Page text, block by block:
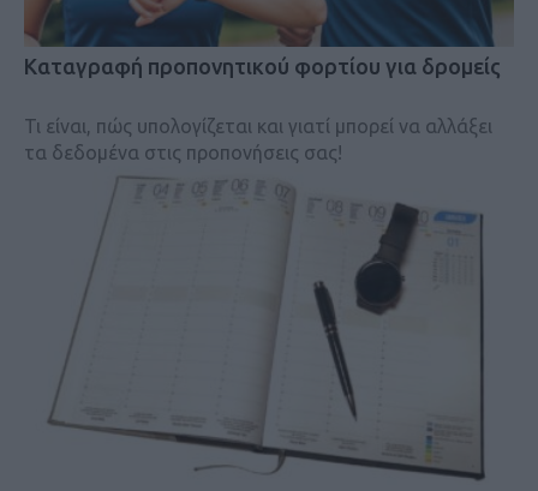
Kαταγραφή προπονητικού φορτίου για δρομείς
Τι είναι, πώς υπολογίζεται και γιατί μπορεί να αλλάξει
τα δεδομένα στις προπονήσεις σας!